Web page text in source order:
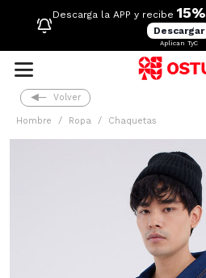
Descarga la APP y recibe 15%
Descargar
Aplican TyC
Volver
Hombre Ropa Chaquetas